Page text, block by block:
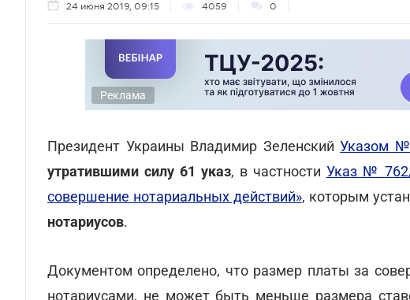
24 июня 2019, 09:15 4059 0
Реклама
Президент Украины Владимир ЗеленскийУказом №
утратившими силу 61 указ, в частности Указ №
совершение нотариальных действий», которым
нотариусов.
Документом определено, что размер платы за
нотариусами, не может быть меньше размера